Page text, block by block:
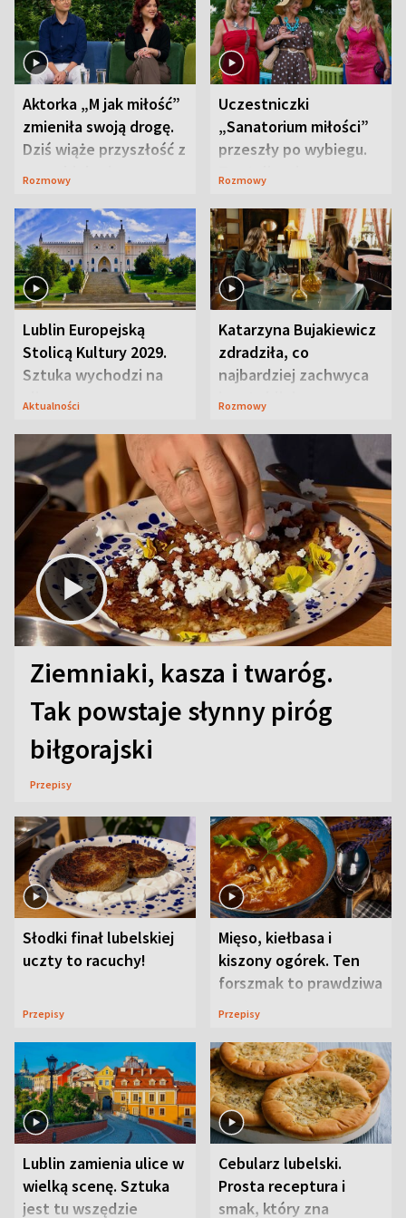
Aktorka „M jak miłość”
zmieniła swoją drogę.
Dziś wiąże przyszłość z
neurobiologią
Rozmowy
Uczestniczki
„Sanatorium miłości”
przeszły po wybiegu.
Te stylizacje
Rozmowy
Lublin Europejską
Stolicą Kultury 2029.
Sztuka wychodzi na
ulice
Aktualności
Katarzyna Bujakiewicz
zdradziła, co
najbardziej zachwyca
ją w Lublinie
Rozmowy
Ziemniaki, kasza i twaróg.
Tak powstaje słynny piróg
biłgorajski
Przepisy
Słodki finał lubelskiej
uczty to racuchy!
Przepisy
Mięso, kiełbasa i
kiszony ogórek. Ten
forszmak to prawdziwa
uczta
Przepisy
Lublin zamienia ulice w
wielką scenę. Sztuka
jest tu wszędzie
Cebularz lubelski.
Prosta receptura i
smak, który zna